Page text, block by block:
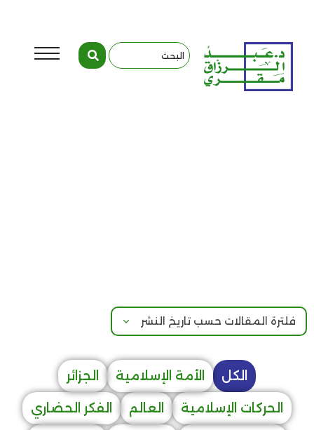
الأمة الإسلامية الجزائر
الحركات الإسلامية العالم الفكر الحضاري
الكل